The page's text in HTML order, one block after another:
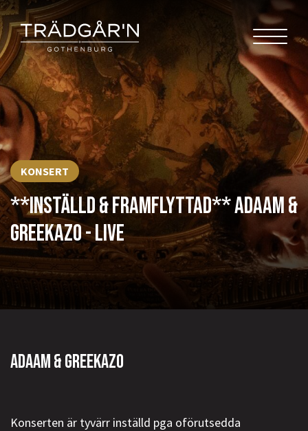
KONSERT
**INSTÄLLD & FRAMFLYTTAD** ADAAM &
GREEKAZO - LIVE
ADAAM & GREEKAZO
Konserten är tyvärr inställd pga oförutsedda